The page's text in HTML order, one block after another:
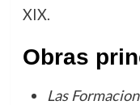
XIX.
Obras
Las